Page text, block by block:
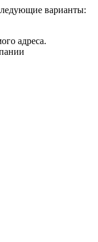
варианты:
адреса.